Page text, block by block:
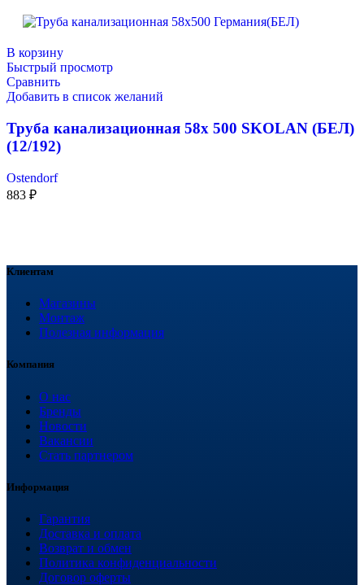
В корзину
Быстрый просмотр
Сравнить
Добавить в список желаний
Труба канализационная 58х 500 SKOLAN (БЕЛ)
(12/192)
Ostendorf
883 ₽
Клиентам
Магазины
Монтаж
Полезная информация
Компания
О нас
Бренды
Новости
Вакансии
Стать партнером
Информация
Гарантия
Доставка и оплата
Возврат и обмен
Политика конфиденциальности
Договор оферты